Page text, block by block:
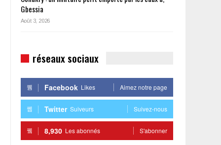
Gbessia
Août 3, 2026
réseaux sociaux
Facebook Likes Aimez notre page
Twitter Suiveurs Suivez-nous
8,930 Les abonnés S'abonner